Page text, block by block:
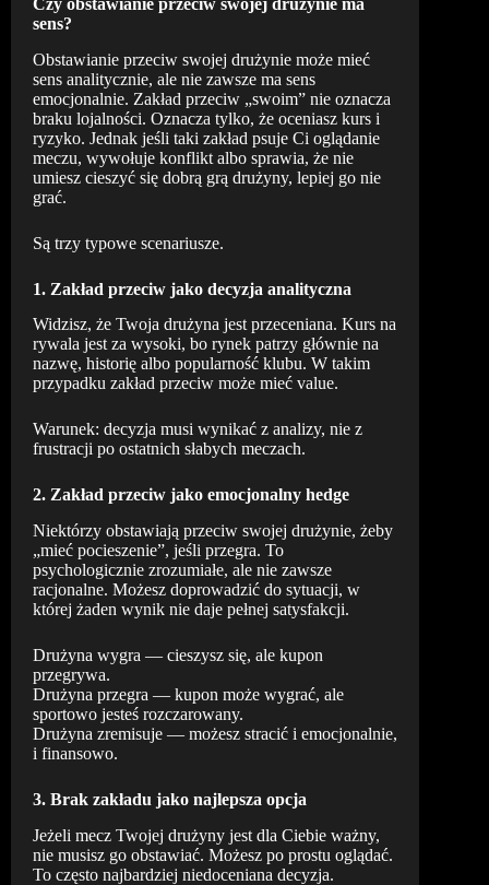
sens?
Obstawianie przeciw swojej drużynie może mieć
sens analitycznie, ale nie zawsze ma sens
emocjonalnie. Zakład przeciw „swoim” nie oznacza
braku lojalności. Oznacza tylko, że oceniasz kurs i
ryzyko. Jednak jeśli taki zakład psuje Ci oglądanie
meczu, wywołuje konflikt albo sprawia, że nie
umiesz cieszyć się dobrą grą drużyny, lepiej go nie
grać.
Są trzy typowe scenariusze.
1. Zakład przeciw jako decyzja analityczna
Widzisz, że Twoja drużyna jest przeceniana. Kurs na
rywala jest za wysoki, bo rynek patrzy głównie na
nazwę, historię albo popularność klubu. W takim
przypadku zakład przeciw może mieć value.
Warunek: decyzja musi wynikać z analizy, nie z
frustracji po ostatnich słabych meczach.
2. Zakład przeciw jako emocjonalny hedge
Niektórzy obstawiają przeciw swojej drużynie, żeby
„mieć pocieszenie”, jeśli przegra. To
psychologicznie zrozumiałe, ale nie zawsze
racjonalne. Możesz doprowadzić do sytuacji, w
której żaden wynik nie daje pełnej satysfakcji.
Drużyna wygra — cieszysz się, ale kupon
przegrywa.
Drużyna przegra — kupon może wygrać, ale
sportowo jesteś rozczarowany.
Drużyna zremisuje — możesz stracić i emocjonalnie,
i finansowo.
3. Brak zakładu jako najlepsza opcja
Jeżeli mecz Twojej drużyny jest dla Ciebie ważny,
nie musisz go obstawiać. Możesz po prostu oglądać.
To często najbardziej niedoceniana decyzja.